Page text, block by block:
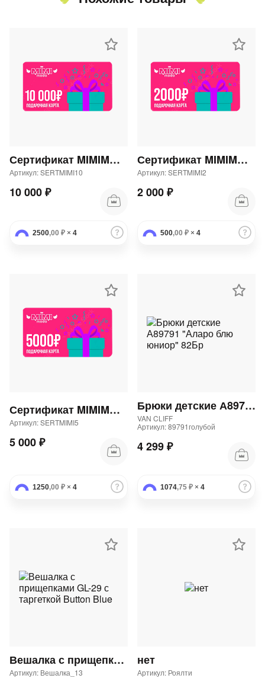
Сертификат MIMIMODA 10000 р.
Артикул: SERTMIMI10
10 000 ₽
2500,00 ₽ × 4
Сертификат MIMIMODA 2000 р.
Артикул: SERTMIMI2
2 000 ₽
500,00 ₽ × 4
Сертификат MIMIMODA 5000 р.
Артикул: SERTMIMI5
5 000 ₽
1250,00 ₽ × 4
Брюки детские А89791 "Аларо блю юниор" 82Бр
VAN CLIFF
Артикул: 89791голубой
4 299 ₽
1074,75 ₽ × 4
Вешалка с прищепками GL-29 с таргеткой Button Blue
Артикул: Вешалка_13
нет
Артикул: Роялти